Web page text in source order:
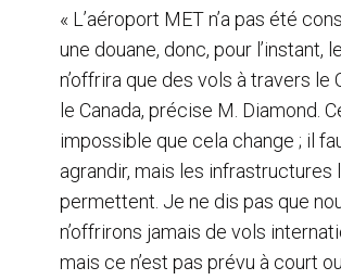
« L’aéroport MET n’a pas été
une douane, donc, pour l’instant,
n’offrira que des vols à travers le
le Canada, précise M. Diamond.
impossible que cela change ; il
agrandir, mais les infrastructures
permettent. Je ne dis pas que
n’offrirons jamais de vols
mais ce n’est pas prévu à court